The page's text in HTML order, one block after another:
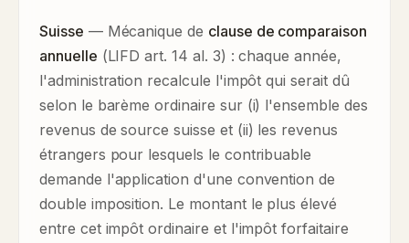
Suisse — Mécanique de clause de comparaison
annuelle (LIFD art. 14 al. 3) : chaque année,
l'administration recalcule l'impôt qui serait dû
selon le barème ordinaire sur (i) l'ensemble des
revenus de source suisse et (ii) les revenus
étrangers pour lesquels le contribuable
demande l'application d'une convention de
double imposition. Le montant le plus élevé
entre cet impôt ordinaire et l'impôt forfaitaire